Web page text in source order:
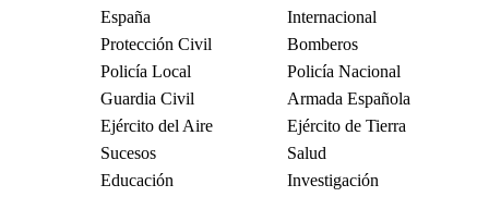
España
Internacional
Protección Civil
Bomberos
Policía Local
Policía Nacional
Guardia Civil
Armada Española
Ejército del Aire
Ejército de Tierra
Sucesos
Salud
Educación
Investigación